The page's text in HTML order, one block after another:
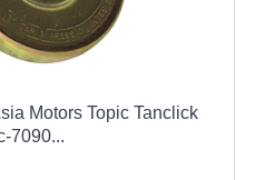
Motors Topic Tanclick
7090...